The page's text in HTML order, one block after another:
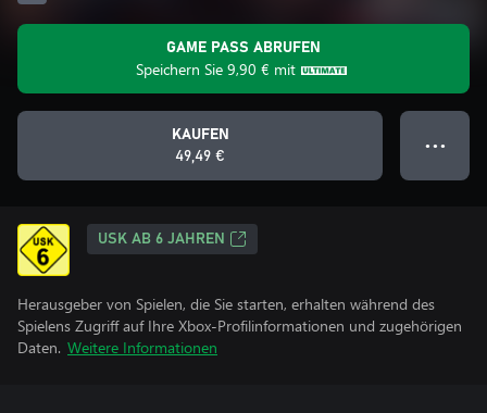
GAME PASS ABRUFEN
Speichern Sie 9,90 € mit
KAUFEN
49,49 €
● ● ●
USK AB 6 JAHREN
Herausgeber von Spielen, die Sie starten, erhalten während des
Spielens Zugriff auf Ihre Xbox-Profilinformationen und zugehörigen
Daten. Weitere Informationen